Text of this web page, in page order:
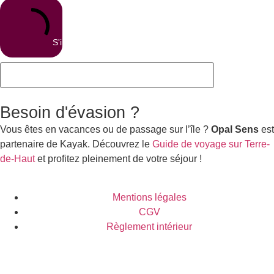
S'inscrire
Besoin d'évasion ?
Vous êtes en vacances ou de passage sur l’île ? Opal Sens est
partenaire de Kayak. Découvrez le Guide de voyage sur Terre-
de-Hautet profitez pleinement de votre séjour !
Mentions légales
CGV
Règlement intérieur